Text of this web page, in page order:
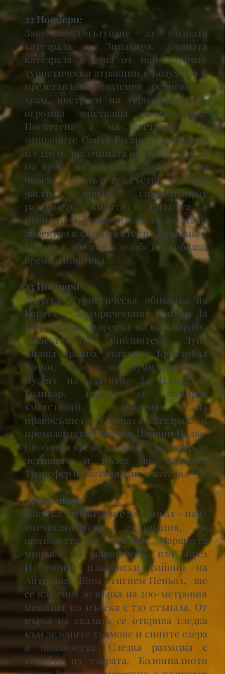
22 Ноември:
Закуска. Опътуване за Солната
катедрала в Зипакира. Солната
катедрала е една от най-големите
туристически атракции в Колумбия и
представлява подземен религиозен
храм, построен на територията на
огромна действаща солна мина.
Посветена е на светицата на
миньорите Санта Русари, дължината
ѝ е 120 м., височината на свода е 22 м. и
по време на служба побира до 8000
човека. Храмът се състои от три
части, които символизират
раждането, живота и смъртта, а
иконите и орнаментите са вкопани
директно в солните стени. Връщане в
Богота в късния следобед. Свободно
време и нощувка.
23 Ноември:
Закуска. Туристическа обиколка на
Богота - историческият център Ла
Канделария, дворецът на Сан Карлос,
обществената библиотека Луис
Анжел Аранго, театърът Кристобал
Колон, музеят на нумизматиката,
музеят на златото, Ла Плаца де
Боливар, където се намират
кметството, двореца на
правосъдието, главната катедрала и
президентския дворец Нарино Палас.
Свободно време за обяд. Трансфер до
летището и полет до Меделин.
Трансфер и настаняване в хотела.
24 Ноември:
Закуска. Отпътуване за Пеньол - най-
впечатляващата дестинация, в
околността на Меделин. Маршрута
минава по живописен път през
Източните планински райони на
Антиокия. Щом стигнем Пеньол, ще
се изкачим до върха на 200-метровия
монолит по пътека с 730 стъпала. От
върха на скалата се открива гледка
към зелените хълмове и сините езера
в околността. Следва разходка с
корабче из езерата. Колониалното